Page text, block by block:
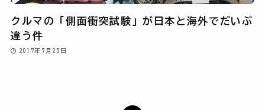
クルマの「側面衝突試験」が日本と海外でだいぶ
違う件
2017年7月25日